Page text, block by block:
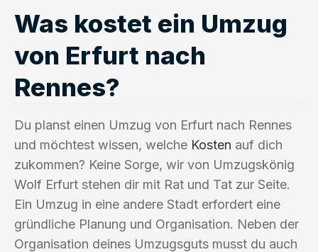
Was kostet ein Umzug
von Erfurt nach
Rennes?
Du planst einen Umzug von Erfurt nach Rennes
und möchtest wissen, welche Kosten auf dich
zukommen? Keine Sorge, wir von Umzugskönig
Wolf Erfurt stehen dir mit Rat und Tat zur Seite.
Ein Umzug in eine andere Stadt erfordert eine
gründliche Planung und Organisation. Neben der
Organisation deines Umzugsguts musst du auch